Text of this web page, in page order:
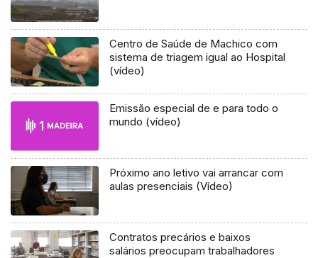
Centro de Saúde de Machico com
sistema de triagem igual ao Hospital
(vídeo)
Emissão especial de e para todo o
mundo (vídeo)
Próximo ano letivo vai arrancar com
aulas presenciais (Vídeo)
Contratos precários e baixos
salários preocupam trabalhadores